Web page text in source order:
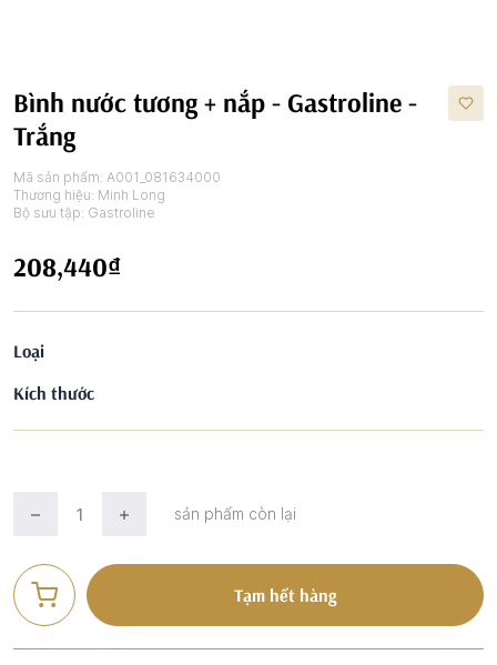
Bình nước tương + nắp - Gastroline -
Trắng
Mã sản phẩm: A001_081634000
Thương hiệu: Minh Long
Bộ sưu tập: Gastroline
208,440₫
Loại
Kích thước
sản phẩm còn lại
Tạm hết hàng